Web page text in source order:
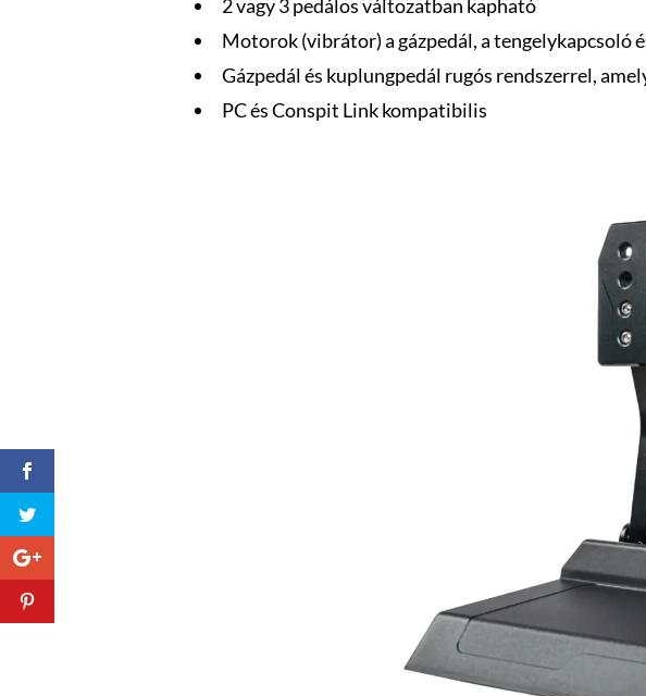
2 vagy 3 pedálos változatban kapható
Motorok (vibrátor) a gázpedál, a tengelykapcsoló
Gázpedál és kuplungpedál rugós rendszerrel,
PC és Conspit Link kompatibilis